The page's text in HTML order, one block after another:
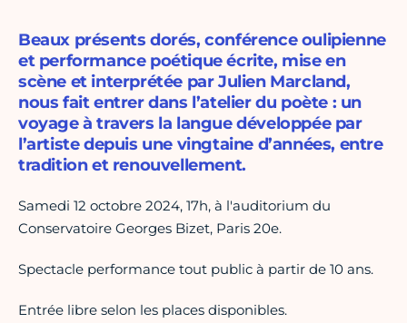
Beaux présents dorés, conférence oulipienne
et performance poétique écrite, mise en
scène et interprétée par Julien Marcland,
nous fait entrer dans l’atelier du poète : un
voyage à travers la langue développée par
l’artiste depuis une vingtaine d’années, entre
tradition et renouvellement.
Samedi 12 octobre 2024, 17h, à l'auditorium du
Conservatoire Georges Bizet, Paris 20e.
Spectacle performance tout public à partir de 10 ans.
Entrée libre selon les places disponibles.